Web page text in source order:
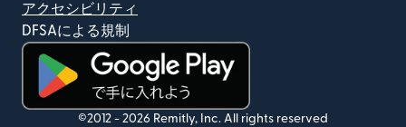
アクセシビリティ
DFSAによる規制
（別ウィンドウで開きます）
©2012 - 2026 Remitly, Inc. All rights reserved